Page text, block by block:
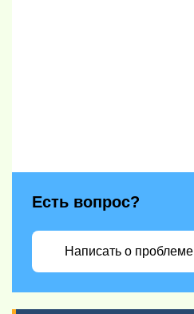
Есть вопрос?
Написать о проблеме